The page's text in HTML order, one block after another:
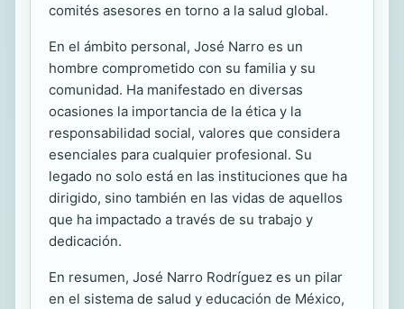
comités asesores en torno a la salud global.
En el ámbito personal, José Narro es un
hombre comprometido con su familia y su
comunidad. Ha manifestado en diversas
ocasiones la importancia de la ética y la
responsabilidad social, valores que considera
esenciales para cualquier profesional. Su
legado no solo está en las instituciones que ha
dirigido, sino también en las vidas de aquellos
que ha impactado a través de su trabajo y
dedicación.
En resumen, José Narro Rodríguez es un pilar
en el sistema de salud y educación de México,